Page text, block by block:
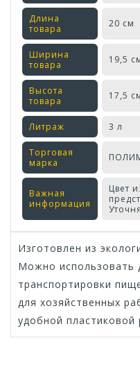
Длина
товара
20 см
Ширина
товара
19,5
Высота
товара
17,5
Литраж 3 л
Торговая
марка
Важная
информация
Цвет
Изготовлен из
Можно использовать
транспортировки
для хозяйственных
удобной пластиковой